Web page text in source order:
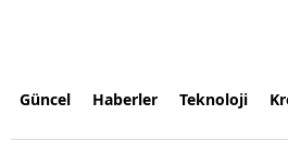
Güncel Haberler Teknoloji